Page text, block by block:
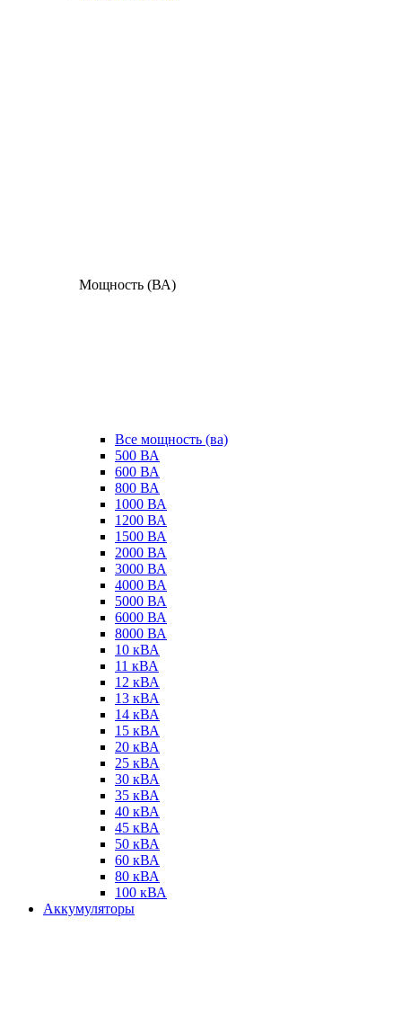
Мощность (ВА)
Все мощность (ва)
500 ВА
600 ВА
800 ВА
1000 ВА
1200 ВА
1500 ВА
2000 ВА
3000 ВА
4000 ВА
5000 ВА
6000 ВА
8000 ВА
10 кВА
11 кВА
12 кВА
13 кВА
14 кВА
15 кВА
20 кВА
25 кВА
30 кВА
35 кВА
40 кВА
45 кВА
50 кВА
60 кВА
80 кВА
100 кВА
Аккумуляторы